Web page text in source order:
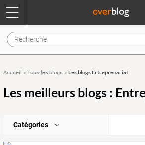
Accueil » Tous les blogs » Les blogs Entreprenariat
Les meilleurs blogs :
Catégories